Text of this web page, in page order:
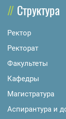
Структура
Ректор
Ректорат
Факультеты
Кафедры
Магистратура
Аспирантура и